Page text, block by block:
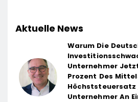
Aktuelle News
Warum Die
Unternehmer
Prozent Des
Unternehmer An